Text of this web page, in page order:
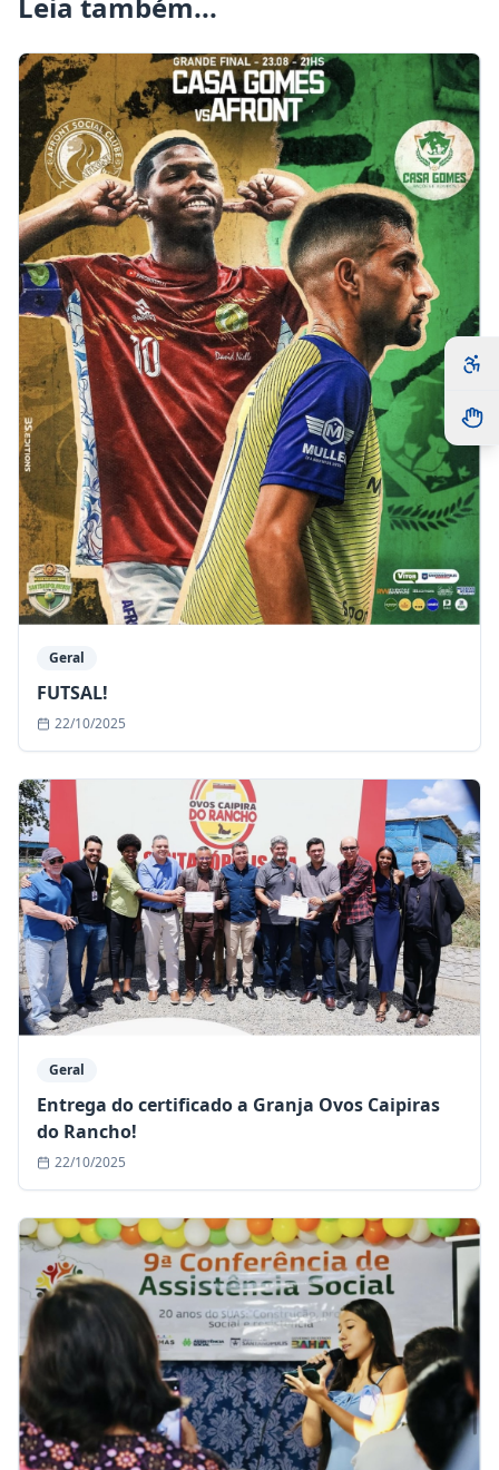
Geral
FUTSAL!
22/10/2025
Geral
Entrega do certificado a Granja Ovos Caipiras
do Rancho!
22/10/2025